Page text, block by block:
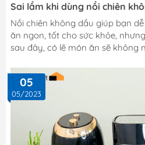
Sai lầm khi dùng nồi chiên
"mất ngon"
Nồi chiên không dầu giúp bạn
ăn ngon, tốt cho sức khỏe,
sau đây, có lẽ món ăn sẽ không
05
05/2023